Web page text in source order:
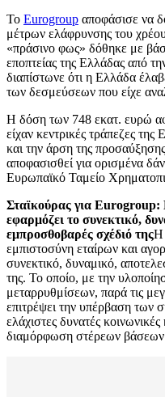
Το Eurogroup αποφάσισε να
μέτρων ελάφρυνσης του
«πράσινο φως» δόθηκε με
εποπτείας της Ελλάδας από
διαπίστωνε ότι η Ελλάδα
των δεσμεύσεων που είχε
Η δόση των 748 εκατ. ευρώ
είχαν κεντρικές τράπεζες
και την άρση της
αποφασισθεί για ορισμένα
Ευρωπαϊκό Ταμείο
Σταϊκούρας για Eurogroup:
εφαρμόζει το συνεκτικό,
εμπροσθοβαρές σχέδιό τηςΗ
εμπιστοσύνη εταίρων και
συνεκτικό, δυναμικό,
της. Το οποίο, με την
μεταρρυθμίσεων, παρά τις
επιτρέψει την υπέρβαση των
ελάχιστες δυνατές
διαμόρφωση στέρεων βάσεων